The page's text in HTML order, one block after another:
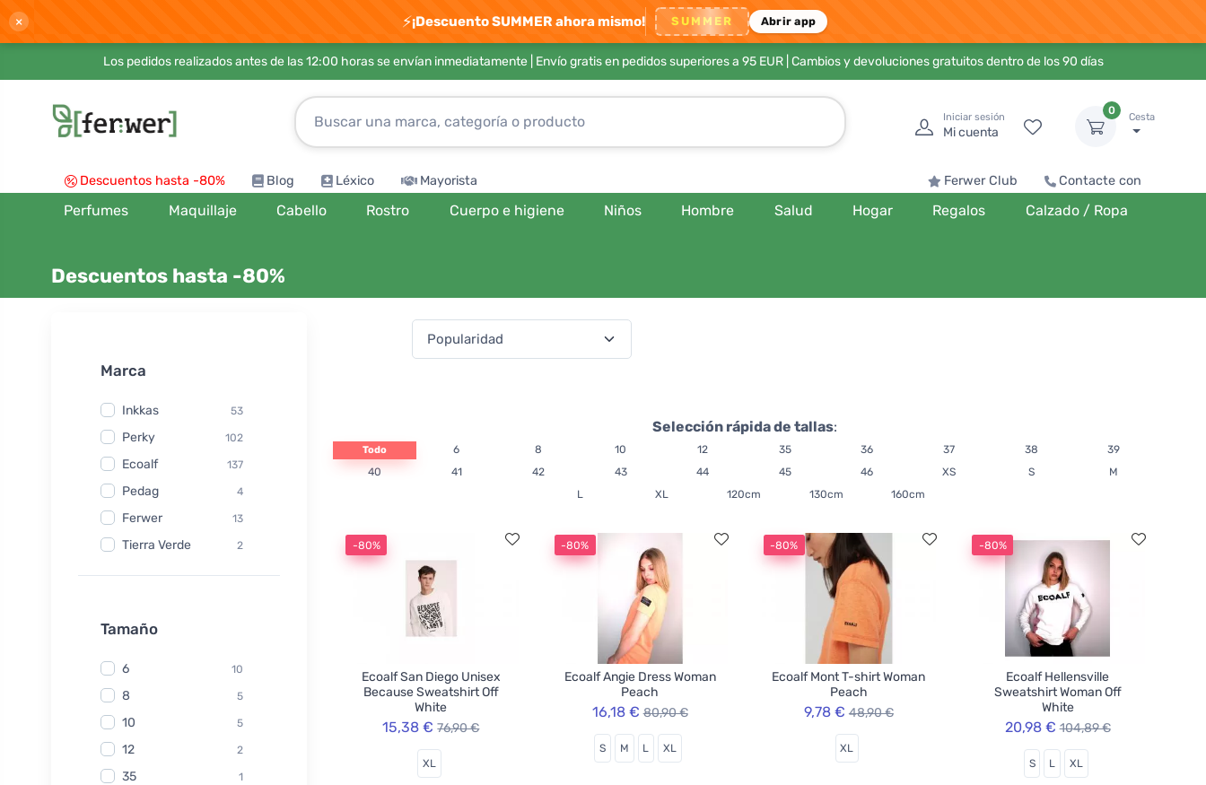
× ⚡¡Descuento SUMMER ahora mismo! SUMMER Abrir app
Los pedidos realizados antes de las 12:00 horas se envían inmediatamente | Envío gratis en pedidos superiores a 95 EUR| Cambios y devoluciones gratuitos dentro de los 90 días
Iniciar sesión
Mi cuenta
0
Cesta
Descuentos hasta -80% Blog Léxico Mayorista Ferwer Club Contacte con
Perfumes Maquillaje Cabello Rostro Cuerpo e higiene Niños Hombre Salud Hogar Regalos Calzado / Ropa
Descuentos hasta -80%
Marca
Inkkas 53
Perky 102
Ecoalf 137
Pedag 4
Ferwer 13
Tierra Verde 2
Watersavers
Yuuki
Tamaño
6 10
8 5
10 5
12 2
35 1
Selección rápida de tallas:
Todo 6 8 10 12 35 36 37 38
39
40
41 42 43 44 45 46 XS S
M
L
XL 120cm 130cm 160cm
-80%
Ecoalf San Diego Unisex
Because Sweatshirt Off
White
15,38 € 76,90 €
XL
-80%
Ecoalf Angie Dress Woman
Peach
16,18 € 80,90 €
S M L XL
-80%
Ecoalf Mont T-shirt Woman
Peach
9,78 € 48,90 €
XL
-80%
Ecoalf Hellensville
Sweatshirt Woman Off
White
20,98 € 104,89 €
S L XL